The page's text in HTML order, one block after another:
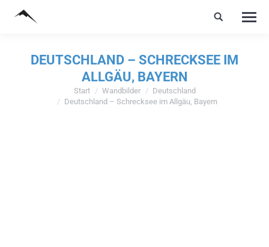
DEUTSCHLAND – SCHRECKSEE IM
ALLGÄU, BAYERN
Sie befinden sich hier:
Start Wandbilder
Deutschland
Deutschland – Schrecksee im Allgäu, Bayern